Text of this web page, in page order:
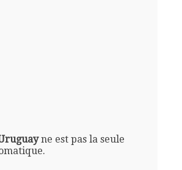
ne est pas la seule